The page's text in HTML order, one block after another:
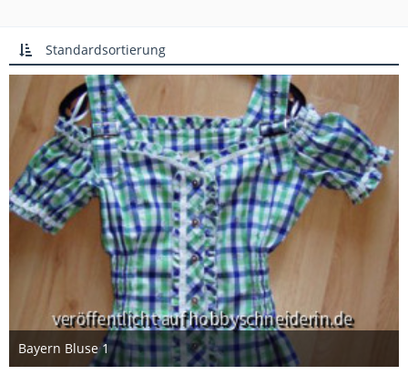
Standardsortierung
Bayern Bluse 1
8. Juni 2014